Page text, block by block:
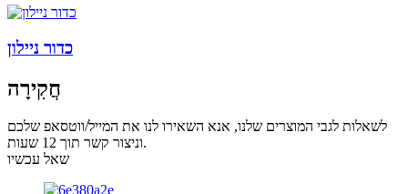
כדור ניילון
חֲקִירָה
לשאלות לגבי המוצרים שלנו, אנא השאירו לנו את המייל/ווטסאפ שלכם
וניצור קשר תוך 12 שעות.
שאל עכשיו